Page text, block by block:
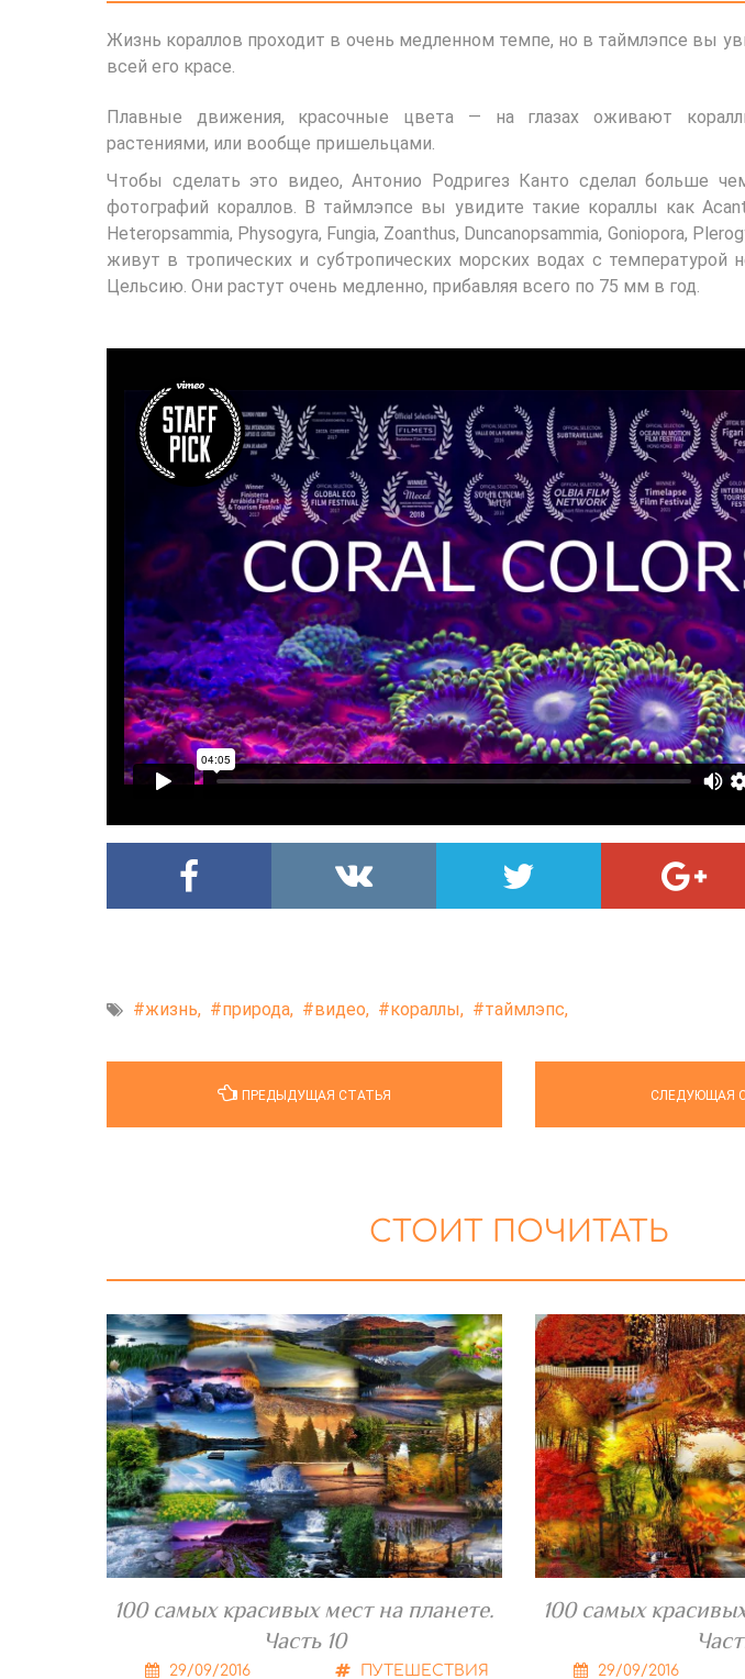
Жизнь кораллов проходит в очень медленном темпе, но в таймлэпсе вы
всей его красе.
Плавные движения, красочные цвета — на глазах оживают
растениями, или вообще пришельцами.
Чтобы сделать это видео, Антонио Родригез Канто сделал больше
фотографий кораллов. В таймлэпсе вы увидите такие кораллы как
Heteropsammia, Physogyra, Fungia, Zoanthus, Duncanopsammia, Goniopora,
живут в тропических и субтропических морских водах с температурой
Цельсию. Они растут очень медленно, прибавляя всего по 75 мм в год.
жизнь, природа, видео, кораллы, таймлэпс,
ПРЕДЫДУЩАЯ СТАТЬЯ СЛЕДУЮЩАЯ
СТОИТ ПОЧИТАТЬ
100 самых красивых мест на планете.
Часть 10
29/09/2016 ПУТЕШЕСТВИЯ
100 самых
29/09/2016